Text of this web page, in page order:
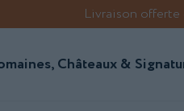
Livraison offerte
Châteaux &